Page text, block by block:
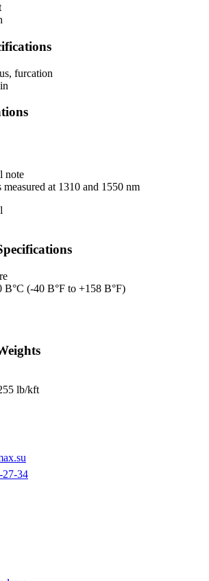
furcation
note
measured at 1310 and 1550 nm
В°C (-40 В°F to +158 В°F)
lb/kft
27-34